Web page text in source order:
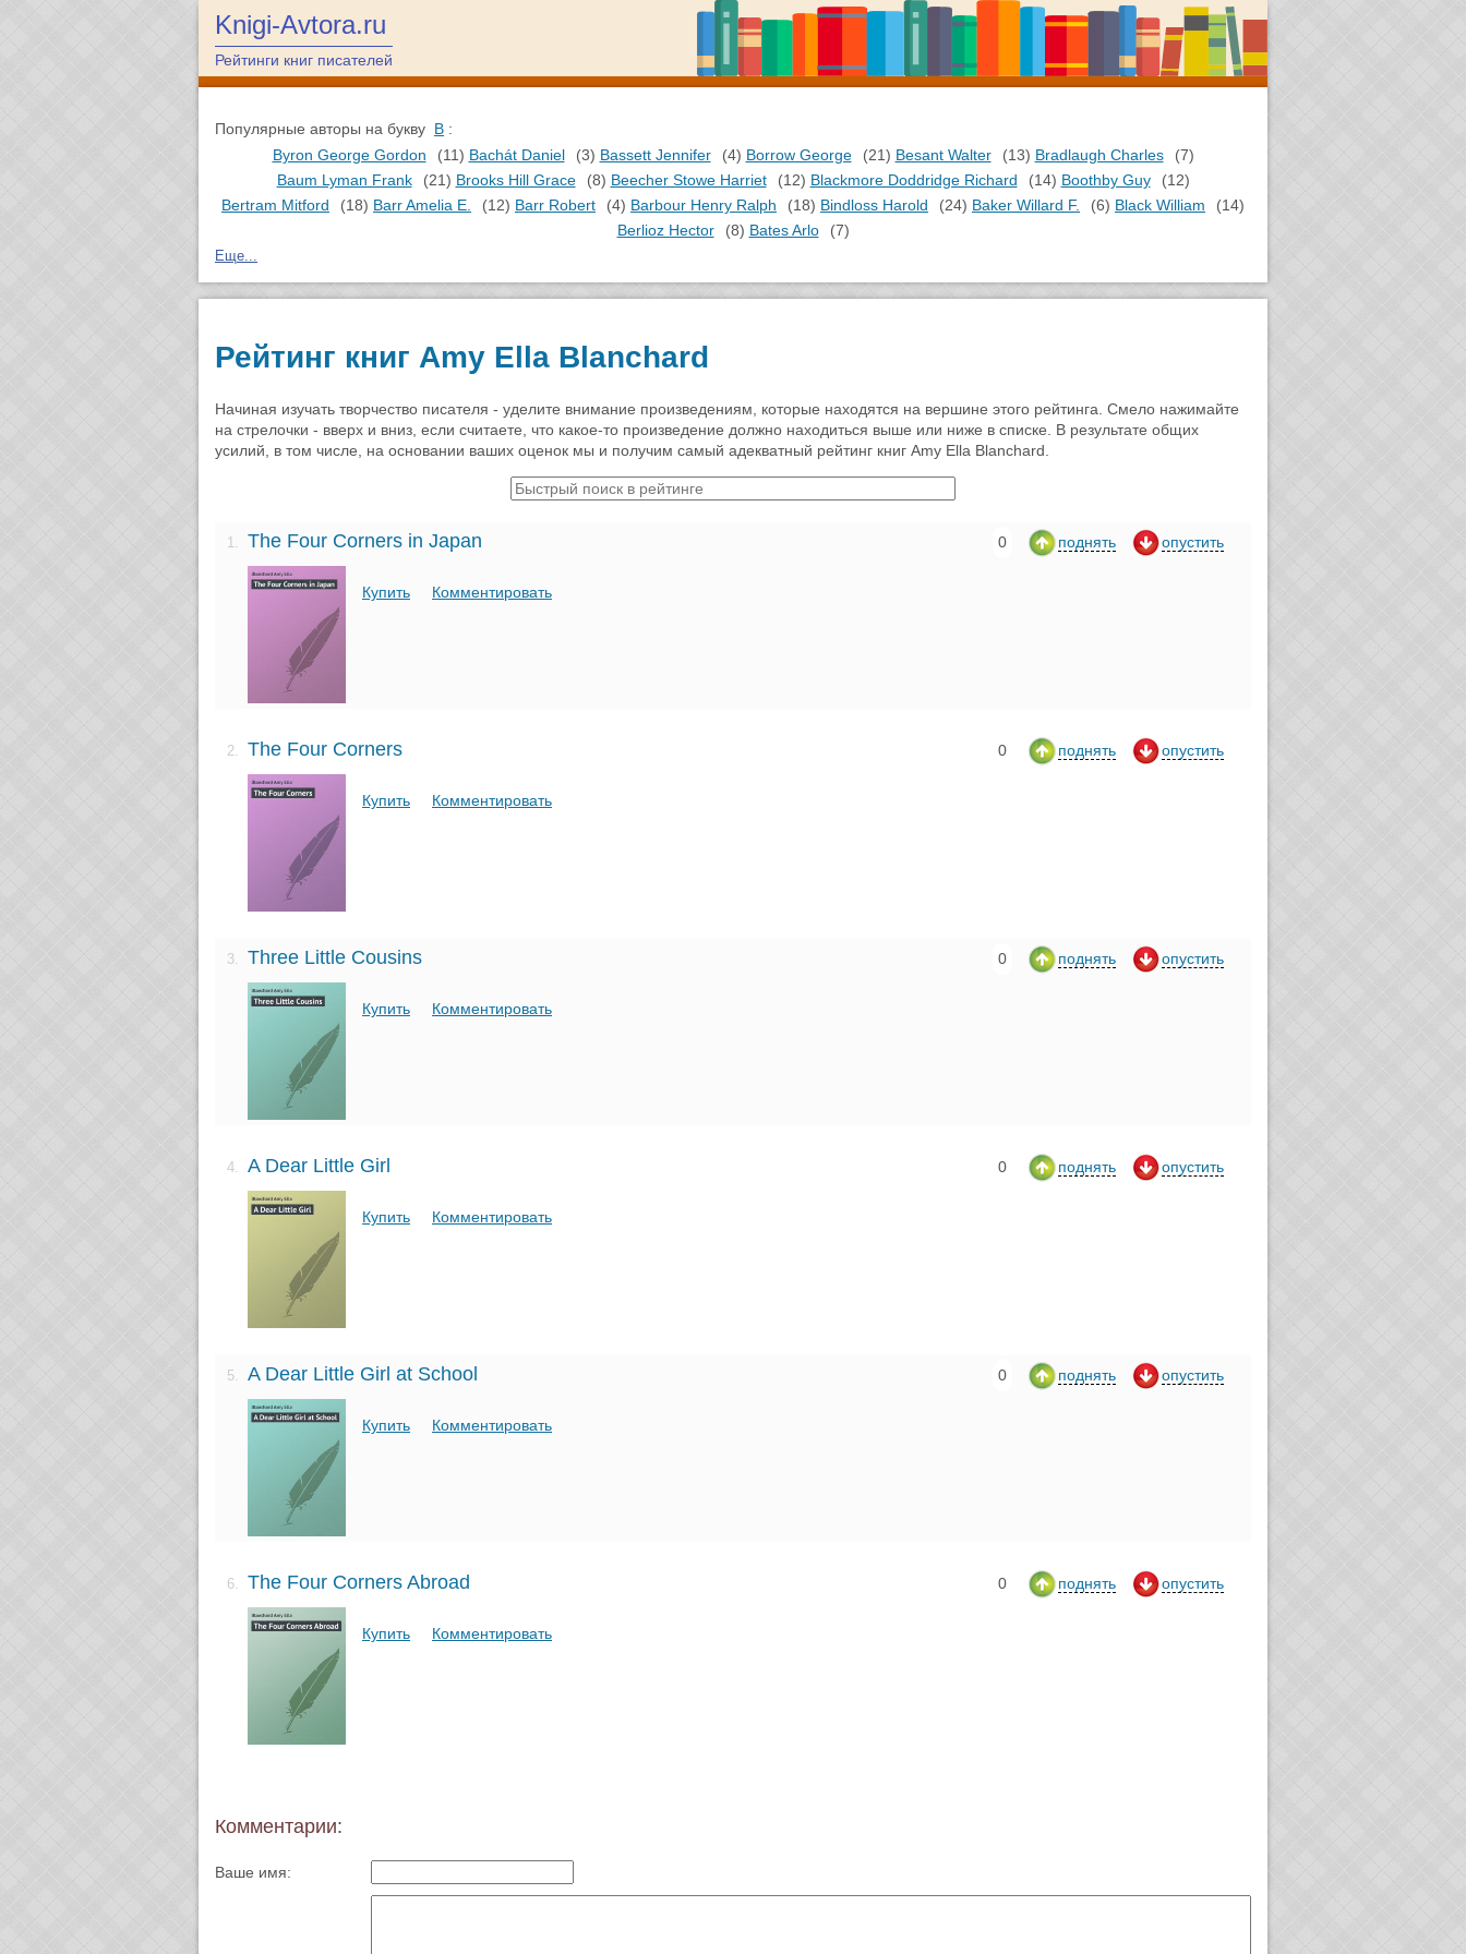
Knigi-Avtora.ru
Рейтинги книг писателей
Популярные авторы на букву B :
Byron George Gordon
(11) Bachát Daniel (3) Bassett Jennifer (4) Borrow George (21) Besant Walter (13) Bradlaugh Charles
(7)
Baum Lyman Frank
(21) Brooks Hill Grace (8) Beecher Stowe Harriet (12) Blackmore Doddridge Richard (14) Boothby Guy
(12)
Bertram Mitford
(18) Barr Amelia E. (12) Barr Robert (4) Barbour Henry Ralph (18) Bindloss Harold (24) Baker Willard F. (6) Black William
(14)
Berlioz Hector
(8) Bates Arlo (7)
Еще...
Рейтинг книг Amy Ella Blanchard
Начиная изучать творчество писателя - уделите внимание произведениям, которые находятся на вершине этого рейтинга. Смело нажимайте
на стрелочки - вверх и вниз, если считаете, что какое-то произведение должно находиться выше или ниже в списке. В результате общих
усилий, в том числе, на основании ваших оценок мы и получим самый адекватный рейтинг книг Amy Ella Blanchard.
1. The Four Corners in Japan 0 поднять опустить
Купить Комментировать
2. The Four Corners 0 поднять опустить
Купить Комментировать
3. Three Little Cousins 0 поднять опустить
Купить Комментировать
4. A Dear Little Girl 0 поднять опустить
Купить Комментировать
5. A Dear Little Girl at School 0 поднять опустить
Купить Комментировать
6. The Four Corners Abroad 0 поднять опустить
Купить Комментировать
Комментарии:
Ваше имя: